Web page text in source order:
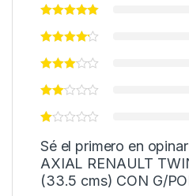
Sé el primero en
AXIAL RENAULT
(33.5 cms) CON G/